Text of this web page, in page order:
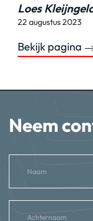
Loes
22 augustus 2023
Bekijk pagina
Neem